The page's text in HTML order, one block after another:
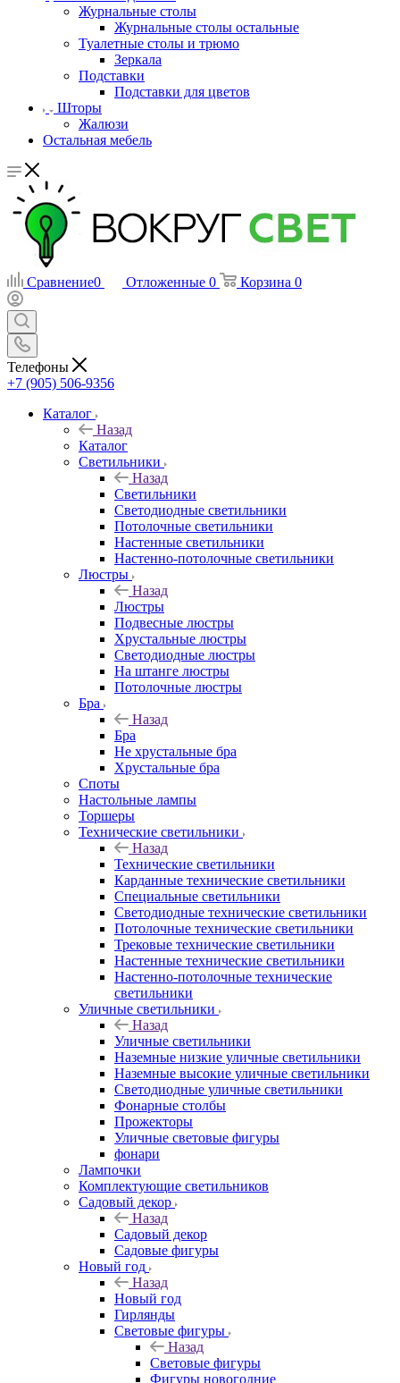
Журнальные столы
Журнальные столы остальные
Туалетные столы и трюмо
Зеркала
Подставки
Подставки для цветов
Шторы
Жалюзи
Остальная мебель
Сравнение0 Отложенные 0 Корзина 0
Телефоны
+7 (905) 506-9356
Каталог
Назад
Каталог
Светильники
Назад
Светильники
Светодиодные светильники
Потолочные светильники
Настенные светильники
Настенно-потолочные светильники
Люстры
Назад
Люстры
Подвесные люстры
Хрустальные люстры
Светодиодные люстры
На штанге люстры
Потолочные люстры
Бра
Назад
Бра
Не хрустальные бра
Хрустальные бра
Споты
Настольные лампы
Торшеры
Технические светильники
Назад
Технические светильники
Карданные технические светильники
Специальные светильники
Светодиодные технические светильники
Потолочные технические светильники
Трековые технические светильники
Настенные технические светильники
Настенно-потолочные технические
светильники
Уличные светильники
Назад
Уличные светильники
Наземные низкие уличные светильники
Наземные высокие уличные светильники
Светодиодные уличные светильники
Фонарные столбы
Прожекторы
Уличные световые фигуры
фонари
Лампочки
Комплектующие светильников
Садовый декор
Назад
Садовый декор
Садовые фигуры
Новый год
Назад
Новый год
Гирлянды
Световые фигуры
Назад
Световые фигуры
Фигуры новогодние